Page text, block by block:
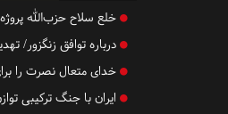
خلع سلاح حزب‌الله
درباره توافق زنگزور/
خدای متعال نصرت را
ایران با جنگ ترکیبی